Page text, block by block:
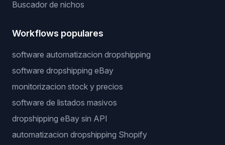
Buscador de nichos
Workflows populares
software automatizacion dropshipping
software dropshipping eBay
monitorizacion stock y precios
software de listados masivos
dropshipping eBay sin API
automatizacion dropshipping Shopify